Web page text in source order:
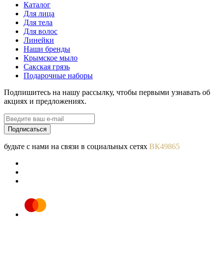
Каталог
Для лица
Для тела
Для волос
Линейки
Наши бренды
Крымское мыло
Сакская грязь
Подарочные наборы
Подпишитесь на нашу рассылку, чтобы первыми узнавать об
акциях и предложениях.
Подписаться
будьте с нами на связи в социальных сетях ВК49865